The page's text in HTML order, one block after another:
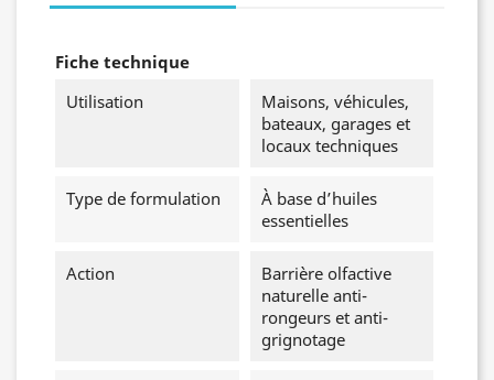
Fiche technique
Utilisation
Maisons, véhicules,
bateaux, garages et
locaux techniques
Type de formulation
À base d’huiles
essentielles
Action
Barrière olfactive
naturelle anti-
rongeurs et anti-
grignotage